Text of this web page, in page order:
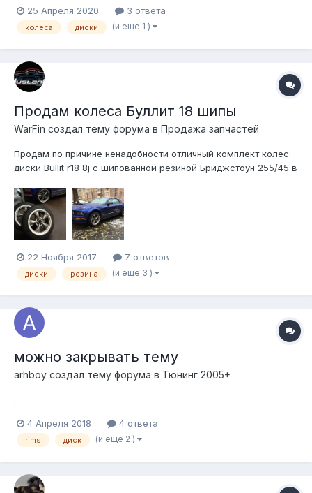
25 Апреля 2020 3 ответа
колеса диски (и еще 1 )
Продам колеса Буллит 18 шипы
WarFin создал тему форума в Продажа запчастей
Продам по причине ненадобности отличный комплект колес:
диски Bullit r18 8j с шипованной резиной Бриджстоун 255/45 в
22 Ноября 2017 7 ответов
диски резина (и еще 3 )
можно закрывать тему
arhboy создал тему форума в Тюнинг 2005+
.
4 Апреля 2018 4 ответа
rims диск (и еще 2 )